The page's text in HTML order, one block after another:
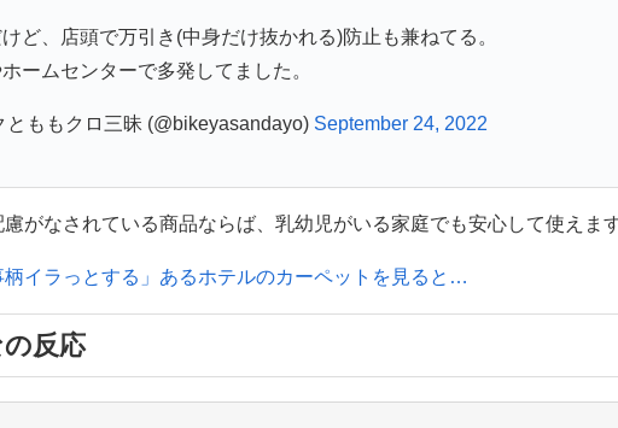
ど、店頭で万引き(中身だけ抜かれる)防止も兼ねてる。
ームセンターで多発してました。
ももクロ三昧 (@bikeyasandayo) September 24, 2022
がなされている商品ならば、乳幼児がいる家庭でも安心して使えます
柄イラっとする」あるホテルのカーペットを見ると…
反応